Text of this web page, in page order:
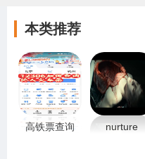
本类推荐
高铁票查询 nurture